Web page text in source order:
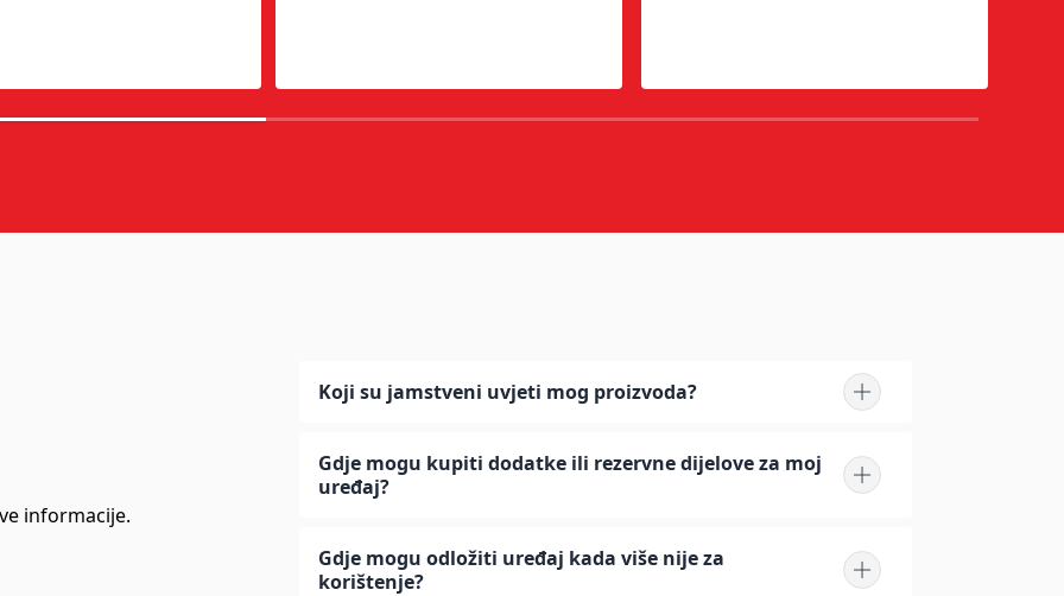
informacije.
Koji su jamstveni uvjeti mog proizvoda?
Gdje mogu kupiti dodatke ili rezervne dijelove za moj
uređaj?
Gdje mogu odložiti uređaj kada više nije za
korištenje?